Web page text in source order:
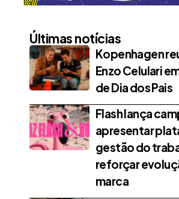
Últimas notícias
Kopenhagen
Enzo Celulari
de Dia dos Pais
Flash lança
apresentar
gestão do
reforçar
marca